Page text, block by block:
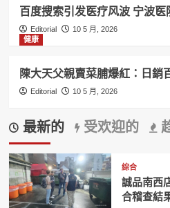
百度搜索引发医疗风波 宁波医
Editorial
10 5 月, 2026
健康
陳大天父親賣菜脯爆紅：日銷
Editorial 10 5 月, 2026
最新的 受欢迎的
綜合
誠品南西
合稽查結